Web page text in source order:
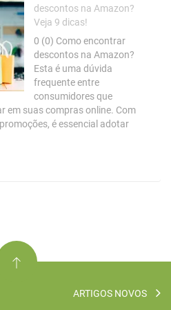
descontos na Amazon?
Veja 9 dicas!
0 (0) Como encontrar
descontos na Amazon?
Esta é uma dúvida
frequente entre
consumidores que
em suas compras online. Com
é essencial adotar
ARTIGOS NOVOS